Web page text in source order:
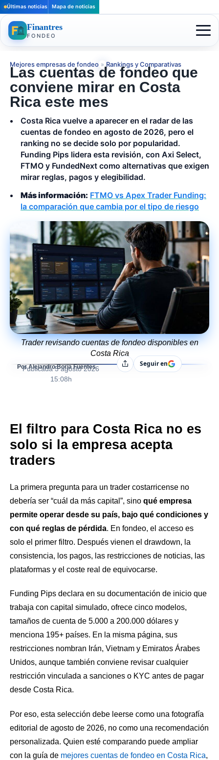
Últimas noticias Mapa de noticias
Finantres
FONDEO
Mejores empresas de fondeo » Rankings y Comparativas
Las cuentas de fondeo que
conviene mirar en Costa
Rica este mes
Costa Rica vuelve a aparecer en el radar de las
cuentas de fondeo en agosto de 2026, pero el
ranking no se decide solo por popularidad.
Funding Pips lidera esta revisión, con Axi Select,
FTMO y FundedNext como alternativas que exigen
mirar reglas, pagos y elegibilidad.
Más información: FTMO vs Apex Trader Funding:
la comparación que cambia por el tipo de riesgo
Trader revisando cuentas de fondeo disponibles en
Costa Rica
Por Alejandro Borja Fuentes
Publicada 5 agosto 2026
15:08h
CompartirSeguir en
El filtro para Costa Rica no es
solo si la empresa acepta
traders
La primera pregunta para un trader costarricense no
debería ser “cuál da más capital”, sino qué empresa
permite operar desde su país, bajo qué condiciones y
con qué reglas de pérdida. En fondeo, el acceso es
solo el primer filtro. Después vienen el drawdown, la
consistencia, los pagos, las restricciones de noticias, las
plataformas y el coste real de equivocarse.
Funding Pips declara en su documentación de inicio que
trabaja con capital simulado, ofrece cinco modelos,
tamaños de cuenta de 5.000 a 200.000 dólares y
menciona 195+ países. En la misma página, sus
restricciones nombran Irán, Vietnam y Emiratos Árabes
Unidos, aunque también conviene revisar cualquier
restricción vinculada a sanciones o KYC antes de pagar
desde Costa Rica.
Por eso, esta selección debe leerse como una fotografía
editorial de agosto de 2026, no como una recomendación
personalizada. Quien esté comparando puede ampliar
con la guía de mejores cuentas de fondeo en Costa Rica,